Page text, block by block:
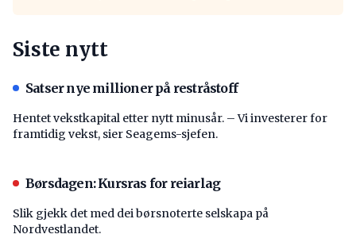
Siste nytt
Satser nye millioner på restråstoff
Hentet vekstkapital etter nytt minusår. – Vi investerer for
framtidig vekst, sier Seagems-sjefen.
Børsdagen: Kursras for reiarlag
Slik gjekk det med dei børsnoterte selskapa på
Nordvestlandet.